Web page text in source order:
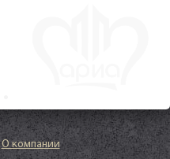
О компании